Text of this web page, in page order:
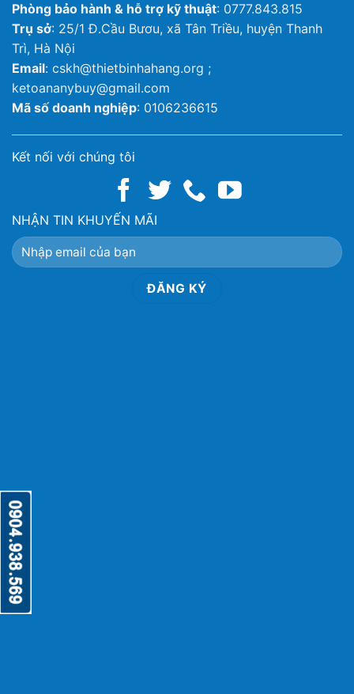
Phòng bảo hành & hỗ trợ kỹ thuật: 0777.843.815
Trụ sở: 25/1 Đ.Cầu Bươu, xã Tân Triều, huyện Thanh
Trì, Hà Nội
Email: cskh@thietbinhahang.org ;
ketoananybuy@gmail.com
Mã số doanh nghiệp: 0106236615
Kết nối với chúng tôi
NHẬN TIN KHUYẾN MÃI